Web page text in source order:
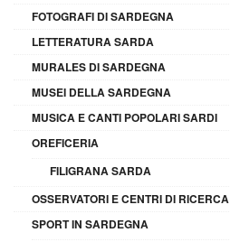
FOTOGRAFI DI SARDEGNA
LETTERATURA SARDA
MURALES DI SARDEGNA
MUSEI DELLA SARDEGNA
MUSICA E CANTI POPOLARI SARDI
OREFICERIA
FILIGRANA SARDA
OSSERVATORI E CENTRI DI RICERCA
SPORT IN SARDEGNA